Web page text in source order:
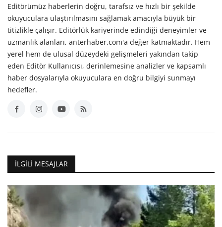
Editörümüz haberlerin doğru, tarafsız ve hızlı bir şekilde
okuyuculara ulaştırılmasını sağlamak amacıyla büyük bir
titizlikle çalışır. Editörlük kariyerinde edindiği deneyimler ve
uzmanlık alanları, anterhaber.com'a değer katmaktadır. Hem
yerel hem de ulusal düzeydeki gelişmeleri yakından takip
eden Editör Kullanıcısı, derinlemesine analizler ve kapsamlı
haber dosyalarıyla okuyuculara en doğru bilgiyi sunmayı
hedefler.
İLGILI MESAJLAR